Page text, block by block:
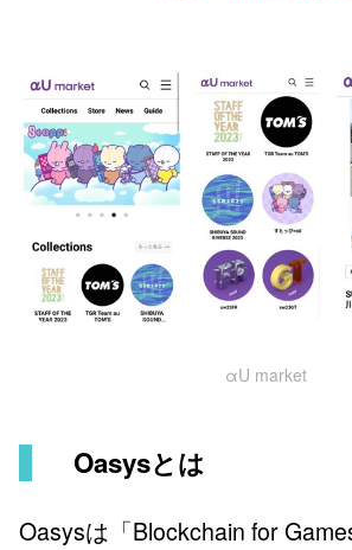
αU market
Oasysとは
Oasysは「Blockchain for